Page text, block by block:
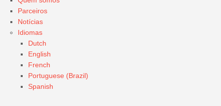
Parceiros
Notícias
Idiomas
Dutch
English
French
Portuguese (Brazil)
Spanish